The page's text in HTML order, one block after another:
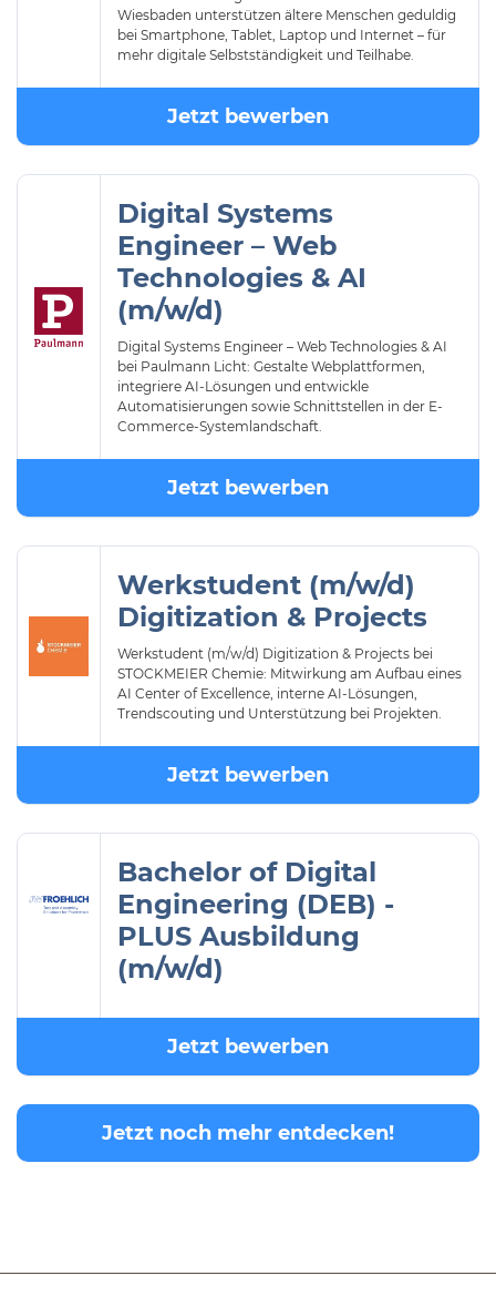
Wiesbaden unterstützen ältere Menschen geduldig
bei Smartphone, Tablet, Laptop und Internet – für
mehr digitale Selbstständigkeit und Teilhabe.
Jetzt bewerben
Digital Systems
Engineer – Web
Technologies & AI
(m/w/d)
Digital Systems Engineer – Web Technologies & AI
bei Paulmann Licht: Gestalte Webplattformen,
integriere AI-Lösungen und entwickle
Automatisierungen sowie Schnittstellen in der E-
Commerce-Systemlandschaft.
Jetzt bewerben
Werkstudent (m/w/d)
Digitization & Projects
Werkstudent (m/w/d) Digitization & Projects bei
STOCKMEIER Chemie: Mitwirkung am Aufbau eines
AI Center of Excellence, interne AI-Lösungen,
Trendscouting und Unterstützung bei Projekten.
Jetzt bewerben
Bachelor of Digital
Engineering (DEB) -
PLUS Ausbildung
(m/w/d)
Jetzt bewerben
Jetzt noch mehr entdecken!